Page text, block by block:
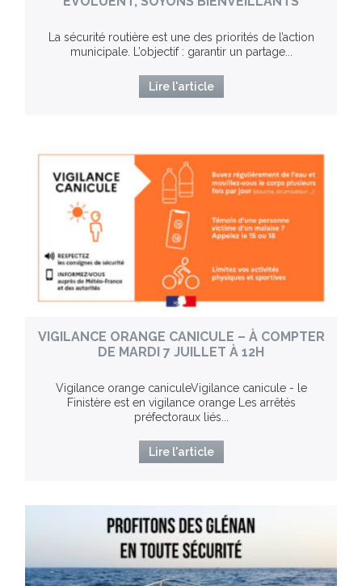
La sécurité routière est une des priorités de l’action
municipale. L’objectif : garantir un partage...
Lire l'article
VIGILANCE ORANGE CANICULE – À COMPTER
DE MARDI 7 JUILLET À 12H
Vigilance orange caniculeVigilance canicule - le
Finistère est en vigilance orange Les arrêtés
préfectoraux liés...
Lire l'article